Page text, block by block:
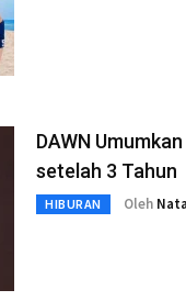
DAWN
setelah 3 Tahun
HIBURAN Oleh